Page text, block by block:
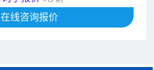
询了报价5秒前
线咨询报价